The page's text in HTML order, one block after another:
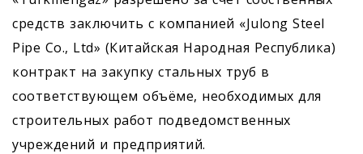
средств заключить с компанией «Julong Steel
Pipe Сo., Ltd» (Китайская Народная Республика)
контракт на закупку стальных труб в
соответствующем объёме, необходимых для
строительных работ подведомственных
учреждений и предприятий.